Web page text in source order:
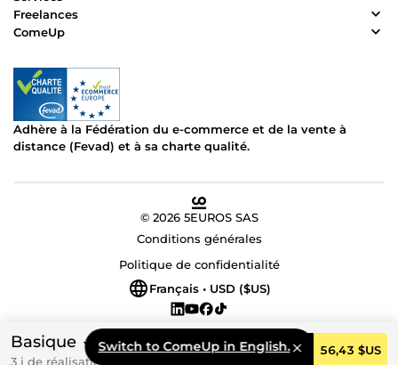
Basique
3 j de réalisation
Commander 56,43 $US
Switch to ComeUp in English.
Freelances
ComeUp
Adhère à la Fédération du e-commerce et de la vente à
distance (Fevad) et à sa charte qualité.
© 2026 5EUROS SAS
Conditions générales
Politique de confidentialité
Français • USD ($US)